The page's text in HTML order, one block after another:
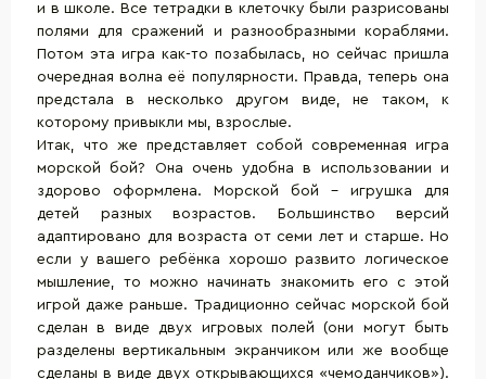
и в школе. Все тетрадки в клеточку были разрисованы
полями для сражений и разнообразными кораблями.
Потом эта игра как-то позабылась, но сейчас пришла
очередная волна её популярности. Правда, теперь она
предстала в несколько другом виде, не таком, к
которому привыкли мы, взрослые.
Итак, что же представляет собой современная игра
морской бой? Она очень удобна в использовании и
здорово оформлена. Морской бой – игрушка для
детей разных возрастов. Большинство версий
адаптировано для возраста от семи лет и старше. Но
если у вашего ребёнка хорошо развито логическое
мышление, то можно начинать знакомить его с этой
игрой даже раньше. Традиционно сейчас морской бой
сделан в виде двух игровых полей (они могут быть
разделены вертикальным экранчиком или же вообще
сделаны в виде двух открывающихся «чемоданчиков»).